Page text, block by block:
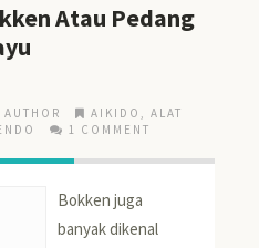
Atau Pedang
AIKIDO ,ALAT
1 COMMENT
Bokken juga
banyak dikenal